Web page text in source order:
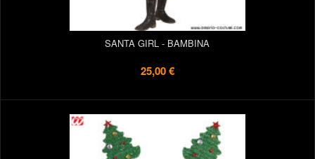
SANTA GIRL - BAMBINA
25,00 €